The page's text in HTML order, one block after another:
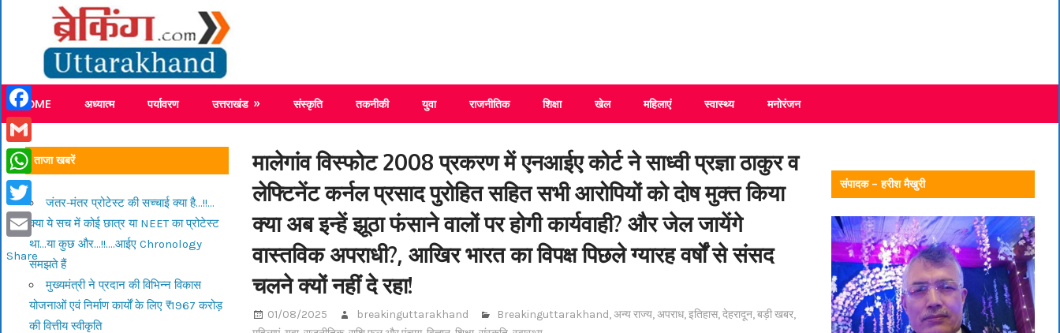
content
Breaking News Uttarakhand
HOME अध्यात्म पर्यावरण उत्तराखंड संस्कृति तकनीकी युवा राजनीतिक शिक्षा खेल महिलाएं स्वास्थ्य मनोरंजन
मालेगांव विस्फोट 2008 प्रकरण में एनआईए कोर्ट ने साध्वी प्रज्ञा ठाकुर व
लेफ्टिनेंट कर्नल प्रसाद पुरोहित सहित सभी आरोपियों को दोष मुक्त किया
क्या अब इन्हें झूठा फंसाने वालों पर होगी कार्यवाही? और जेल जायेंगे
वास्तविक अपराधी?, आखिर भारत का विपक्ष पिछले ग्यारह वर्षों से संसद
चलने क्यों नहीं दे रहा!
01/08/2025 breakinguttarakhand Breakinguttarakhand,अन्य राज्य,अपराध,इतिहास,देहरादून,बड़ी खबर,
ताजा खबरें
जंतर-मंतर प्रोटेस्ट की सच्चाई क्या है…!!…
क्या ये सच में कोई छात्र या NEET का प्रोटेस्ट
था…या कुछ और…!!….आईए Chronology
समझते हैं
मुख्यमंत्री ने प्रदान की विभिन्न विकास
योजनाओं एवं निर्माण कार्यों के लिए ₹1967 करोड़
की वित्तीय स्वीकृति
संपादक – हरीश मैखुरी
Facebook
Gmail
WhatsApp
Twitter
Email
Share